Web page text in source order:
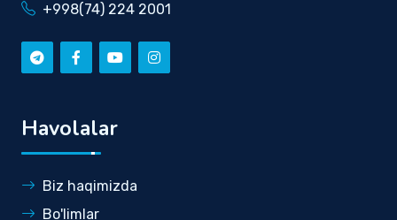
+998(74) 224 2001
Havolalar
Biz haqimizda
Bo'limlar